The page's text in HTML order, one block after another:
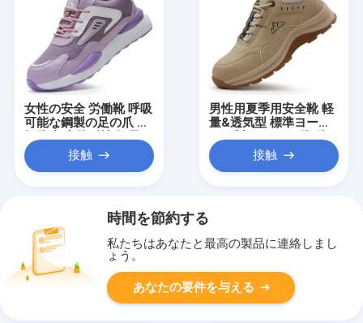
女性の安全 労働靴 呼吸
可能な鋼製の足の爪 破
損防止 穿孔耐性 軽量
快適 夏季 国境を越えた
労働靴
接触
男性用夏季用安全靴 軽
量&透気型 標準ヨーロ
ッパ製 スチール 脚 防
破 防パンクチュール ゴ
ム&プラスチック 外底
接触
時間を節約する
私たちはあなたと最高の製品に連絡しまし
ょう。
あなたの要件を与える